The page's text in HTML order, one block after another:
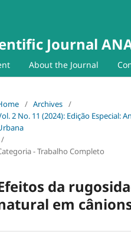
Journal
About the Journal
/ Archives /
2 No. 11 (2024): Edição Especial:
/
- Trabalho Completo
da
em